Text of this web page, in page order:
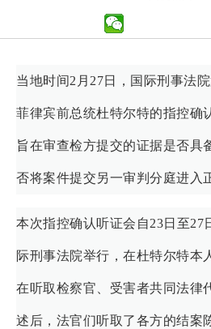
当地时间2月27日，国际刑事法
菲律宾前总统杜特尔特的指控确
旨在审查检方提交的证据是否具
否将案件提交另一审判分庭进入
本次指控确认听证会自23日至27
际刑事法院举行，在杜特尔特本
在听取检察官、受害者共同法律
述后，法官们听取了各方的结案